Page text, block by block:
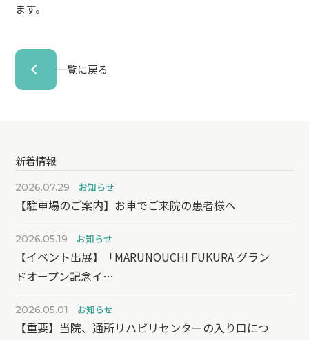
ます。
一覧に戻る
新着情報
2026.07.29 お知らせ
【駐車場のご案内】お車でご来院の患者様へ
2026.05.19 お知らせ
【イベント出展】「MARUNOUCHI FUKURA グラン
ドオープン記念イ…
2026.05.01 お知らせ
【重要】当院、通所リハビリセンターの入り口につ